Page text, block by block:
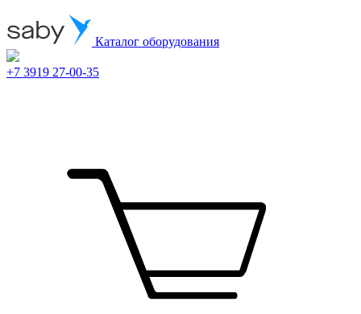
Каталог оборудования
+7 3919 27-00-35